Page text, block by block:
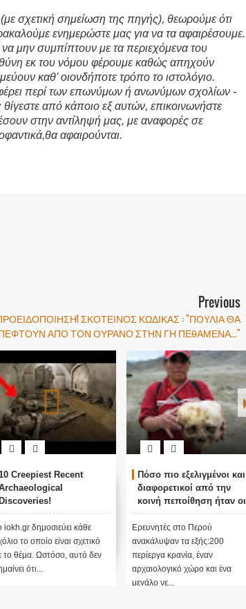
σχετική σημείωση της πηγής), θεωρούμε ότι
ενημερώστε μας για να τα αφαιρέσουμε.
να μην συμπίπτουν με τα περιεχόμενα του
εκ του νόμου φέρουμε καθώς απηχούν
καθ’ οιονδήποτε τρόπο το ιστολόγιο.
περί των επωνύμων ή ανωνύμων σχολίων -
από κάποιο εξ αυτών, επικοινωνήστε
στην αντίληψή μας, με αναφορές σε
αφαιρούνται.
Previous
ΣΚΟΤΕΙΝΟΣ ΚΩΔΙΚΑΣ : "ΠΟΥΛΙΑ ΘΑ
ΑΠΟ ΤΟΝ ΟΥΡΑΝΟ ΣΤΗΝ ΓΗ ΠΕθΑΜΕΝΑ..."
Creepiest Recent
Discoveries!
iokh.gr δημοσιεύει κάθε
το οποίο είναι σχετικό
το θέμα. Ωστόσο, αυτό δεν
ότι...
Πόσο πιο εξελιγμένοι και
διαφορετικοί από την
κοινή πεποίθηση ήταν οι
προγονοί μας;
Ερευνητές στο Περού
ανακάλυψαν τα εξής:200
περίεργα κρανία, έναν
αρχαιολογικό χώρο και ένα
μεγάλο νε...